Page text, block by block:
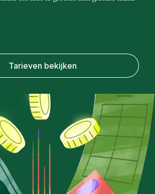
Tarieven bekijken